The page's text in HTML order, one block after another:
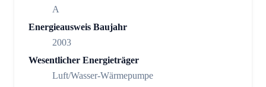
A
Energieausweis Baujahr
2003
Wesentlicher Energieträger
Luft/Wasser-Wärmepumpe